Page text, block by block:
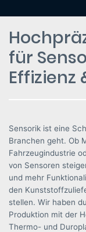
für
Effizienz
Sensorik ist eine
Branchen geht. Ob
Fahrzeugindustrie
von Sensoren
und mehr
den
stellen. Wir haben
Produktion mit der
Thermo- und